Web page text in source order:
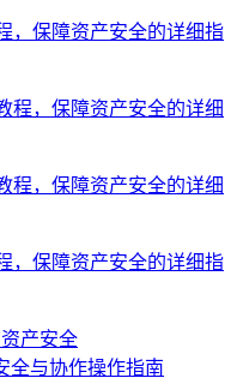
，保障资产安全的详细指
程，保障资产安全的详细
程，保障资产安全的详细
，保障资产安全的详细指
产安全
全与协作操作指南